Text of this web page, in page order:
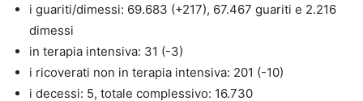
i guariti/dimessi: 69.683 (+217), 67.467 guariti e 2.216
dimessi
in terapia intensiva: 31 (-3)
i ricoverati non in terapia intensiva: 201 (-10)
i decessi: 5, totale complessivo: 16.730